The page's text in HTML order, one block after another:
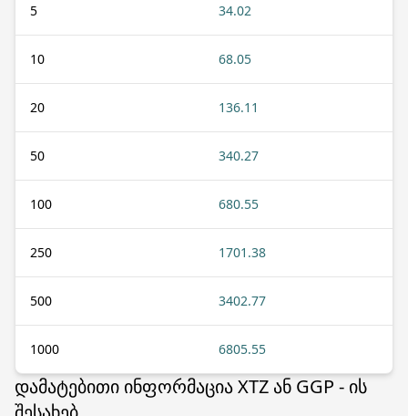
5 34.02
10 68.05
20 136.11
50 340.27
100 680.55
250 1701.38
500 3402.77
1000 6805.55
დამატებითი ინფორმაცია XTZ ან GGP - ის